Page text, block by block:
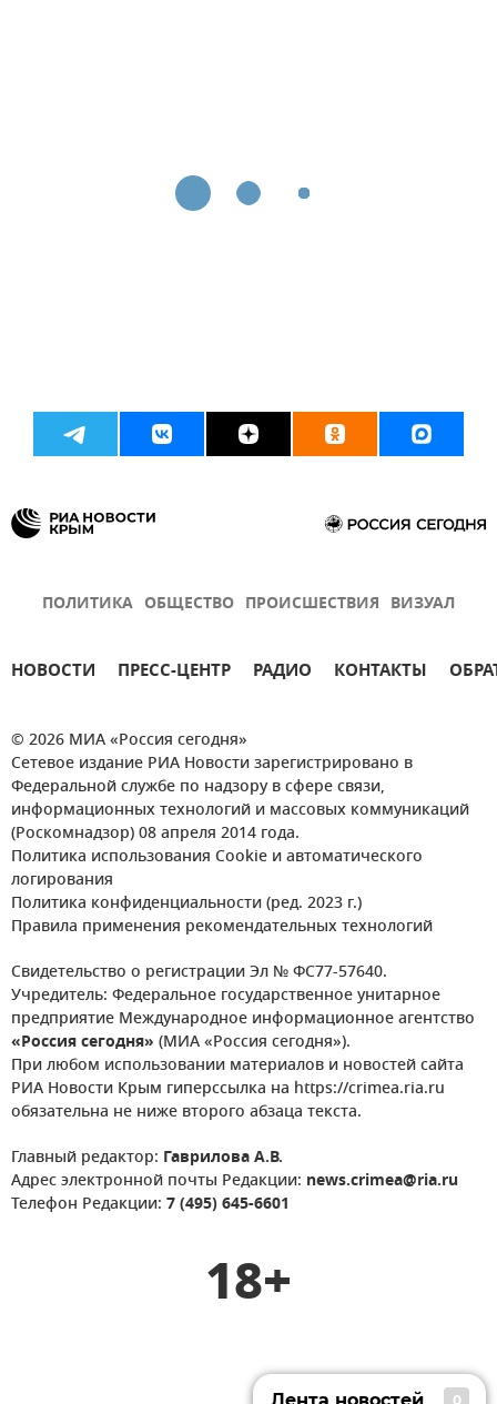
ПОЛИТИКА ОБЩЕСТВО ПРОИСШЕСТВИЯ ВИЗУАЛ
НОВОСТИ ПРЕСС-ЦЕНТР РАДИО КОНТАКТЫ
© 2026 МИА «Россия сегодня»
Сетевое издание РИА Новости зарегистрировано в
Федеральной службе по надзору в сфере связи,
информационных технологий и массовых коммуникаций
(Роскомнадзор) 08 апреля 2014 года.
Политика использования Cookie и автоматического
логирования
Политика конфиденциальности (ред. 2023 г.)
Правила применения рекомендательных технологий
Свидетельство о регистрации Эл № ФС77-57640.
Учредитель: Федеральное государственное унитарное
предприятие Международное информационное агентство
«Россия сегодня» (МИА «Россия сегодня»).
При любом использовании материалов и новостей сайта
РИА Новости Крым гиперссылка на https://crimea.ria.ru
обязательна не ниже второго абзаца текста.
Главный редактор: Гаврилова А.В.
Адрес электронной почты Редакции: news.crimea@ria.ru
Телефон Редакции: 7 (495) 645-6601
18+
0